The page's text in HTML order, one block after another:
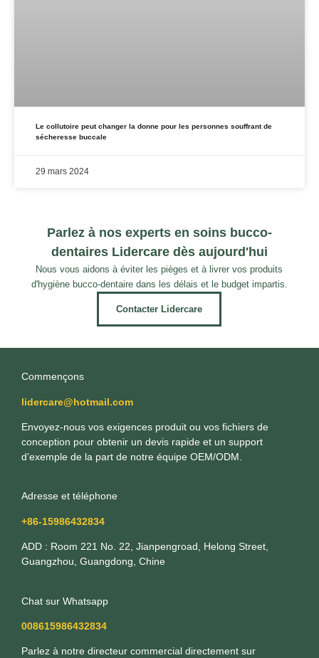
Le collutoire peut changer la donne pour les personnes souffrant de
sécheresse buccale
29 mars 2024
Parlez à nos experts en soins bucco-
dentaires Lidercare dès aujourd'hui
Nous vous aidons à éviter les pièges et à livrer vos produits
d'hygiène bucco-dentaire dans les délais et le budget impartis.
Contacter Lidercare
Commençons
lidercare@hotmail.com
Envoyez-nous vos exigences produit ou vos fichiers de
conception pour obtenir un devis rapide et un support
d’exemple de la part de notre équipe OEM/ODM.
Adresse et téléphone
+86-15986432834
ADD : Room 221 No. 22, Jianpengroad, Helong Street,
Guangzhou, Guangdong, Chine
Chat sur Whatsapp
008615986432834
Parlez à notre directeur commercial directement sur